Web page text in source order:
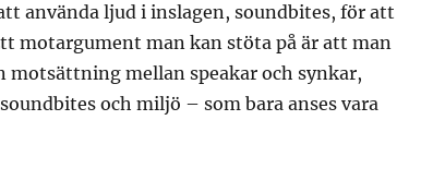
använda ljud i inslagen, soundbites, för att
motargument man kan stöta på är att man
motsättning mellan speakar och synkar,
och miljö – som bara anses vara